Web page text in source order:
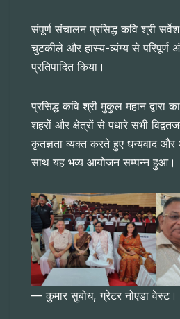
संपूर्ण संचालन प्रसिद्ध कवि श्री
चुटकीले और हास्य-व्यंग्य से परिपूर्ण
प्रतिपादित किया।
प्रसिद्ध कवि श्री मुकुल महान द्वारा
शहरों और क्षेत्रों से पधारे सभी
कृतज्ञता व्यक्त करते हुए धन्यवाद और
साथ यह भव्य आयोजन सम्पन्न हुआ।
— कुमार सुबोध, ग्रेटर नोएडा वेस्ट।